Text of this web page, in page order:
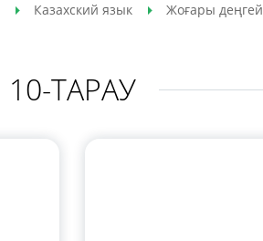
Казахский язык Жоғары деңгей
10-ТАРАУ